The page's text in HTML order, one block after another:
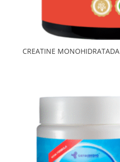
CREATINE MONOHIDRATADA